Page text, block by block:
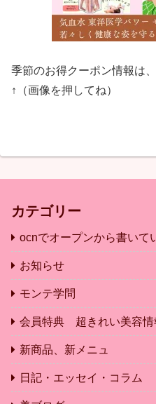
季節のお得クーポン情報は
↑（画像を押してね）
カテゴリー
ocnでオープンから書いて
お知らせ
モンテ学問
会員特典 超きれい美容情
新商品、新メニュ
日記・エッセイ・コラム